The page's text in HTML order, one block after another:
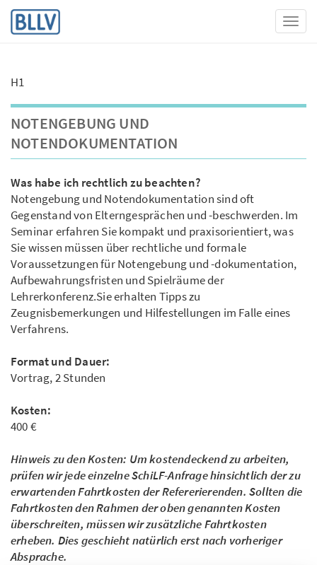
H1
NOTENGEBUNG UND
NOTENDOKUMENTATION
Was habe ich rechtlich zu beachten?
Notengebung und Notendokumentation sind oft
Gegenstand von Elterngesprächen und -beschwerden. Im
Seminar erfahren Sie kompakt und praxisorientiert, was
Sie wissen müssen über rechtliche und formale
Voraussetzungen für Notengebung und -dokumentation,
Aufbewahrungsfristen und Spielräume der
Lehrerkonferenz.Sie erhalten Tipps zu
Zeugnisbemerkungen und Hilfestellungen im Falle eines
Verfahrens.
Format und Dauer:
Vortrag, 2 Stunden
Kosten:
400 €
Hinweis zu den Kosten: Um kostendeckend zu arbeiten,
prüfen wir jede einzelne SchiLF-Anfrage hinsichtlich der zu
erwartenden Fahrtkosten der Refererierenden. Sollten die
Fahrtkosten den Rahmen der oben genannten Kosten
überschreiten, müssen wir zusätzliche Fahrtkosten
erheben. Dies geschieht natürlich erst nach vorheriger
Absprache.